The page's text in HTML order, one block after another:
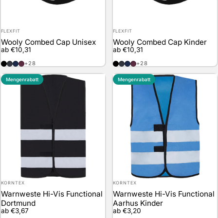
Anbieter:
FLEXFIT
Wooly Combed Cap Unisex
ab €10,31
Black
Dark Navy
Navy
Maroon
+28
Anbieter:
FLEXFIT
Wooly Combed Cap Kinder
ab €10,31
Black
Dark Navy
Navy
Maroon
+28
Mengenrabatt
Anbieter:
KORNTEX
Warnweste Hi-Vis Functional
Dortmund
ab €3,67
Mengenrabatt
Anbieter:
KORNTEX
Warnweste Hi-Vis Functional
Aarhus Kinder
ab €3,20